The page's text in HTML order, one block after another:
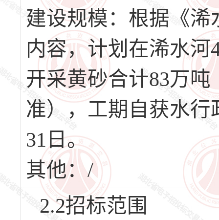
建设规模：根据《浠
内容，计划在浠水
开采黄砂合计83万
准），工期自获水行
31日。
其他：/
2.2招标范围